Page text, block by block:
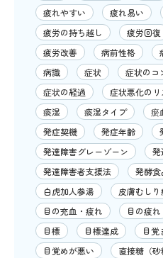
疲れやすい
疲れ易い
疲労の持ち越し
疲労回復
疲労改善
病前性格
病識
症状
症状のコ
症状の経過
症状悪化のリ
痰湿
痰湿タイプ 瘀
発症契機
発症年齢
発達障害グレーゾーン
発
発達障害者支援法
発酵食
白虎加人参湯
皮膚むしり
目の充血・疲れ
目の疲れ
目標
目標達成
目覚
目覚めが悪い
直接糖（砂